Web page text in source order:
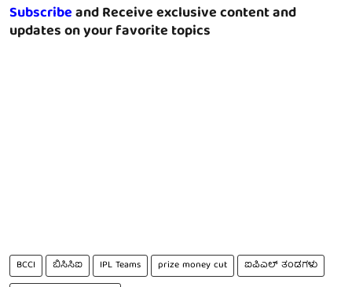
Subscribeand Receive exclusive content and
updates on your favorite topics
BCCI ಬಿಸಿಸಿಐ IPL Teams prize money cut
ಐಪಿಎಲ್ ತಂಡಗಳು